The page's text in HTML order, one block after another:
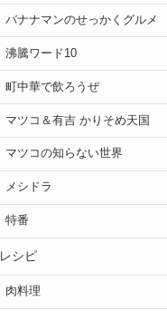
バナナマンのせっかくグルメ
沸騰ワード10
町中華で飲ろうぜ
マツコ＆有吉 かりそめ天国
マツコの知らない世界
メシドラ
特番
レシピ
肉料理